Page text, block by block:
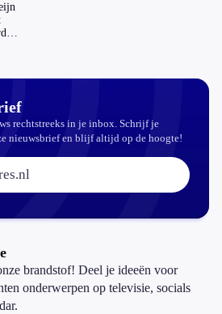
rechtstreeks in je inbox. Schrijf je
nieuwsbrief en blijf altijd op de hoogte!
brandstof! Deel je ideeën voor
onderwerpen op televisie, socials